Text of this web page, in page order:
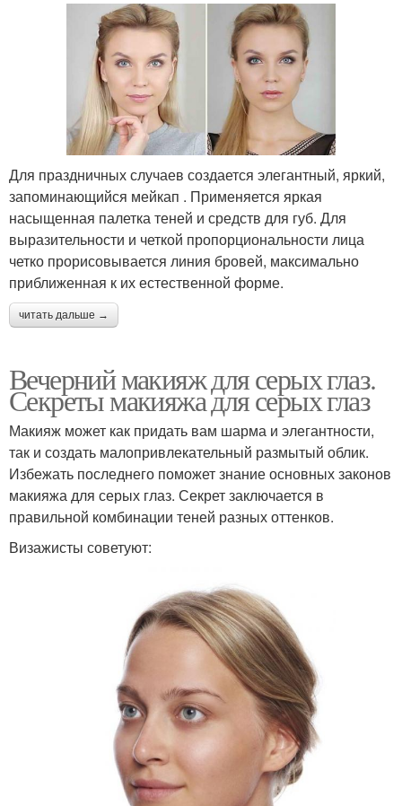
Для праздничных случаев создается элегантный, яркий,
запоминающийся мейкап . Применяется яркая
насыщенная палетка теней и средств для губ. Для
выразительности и четкой пропорциональности лица
четко прорисовывается линия бровей, максимально
приближенная к их естественной форме.
читать дальше →
Вечерний макияж для серых глаз.
Секреты макияжа для серых глаз
Макияж может как придать вам шарма и элегантности,
так и создать малопривлекательный размытый облик.
Избежать последнего поможет знание основных законов
макияжа для серых глаз. Секрет заключается в
правильной комбинации теней разных оттенков.
Визажисты советуют: